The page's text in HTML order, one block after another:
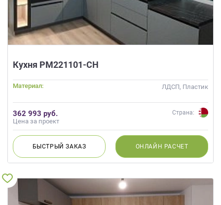
Кухня РМ221101-СН
Материал: ЛДСП, Пластик
362 993 руб.
Цена за проект
Страна:
БЫСТРЫЙЗАКАЗ ОНЛАЙН РАСЧЕТ